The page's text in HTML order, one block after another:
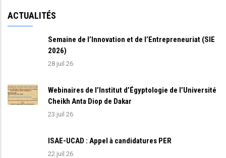
ACTUALITÉS
Semaine de l’Innovation et de l’Entrepreneuriat (SIE
2026)
28 juil 26
Webinaires de l’Institut d’Égyptologie de l’Université
Cheikh Anta Diop de Dakar
23 juil 26
ISAE-UCAD : Appel à candidatures PER
22 juil 26